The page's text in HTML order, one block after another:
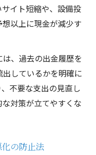
イト短縮や、設備投
以上に現金が減少す
、過去の出金履歴を
しているかを明確に
不要な支出の見直し
対策が立てやすくな
の防止法